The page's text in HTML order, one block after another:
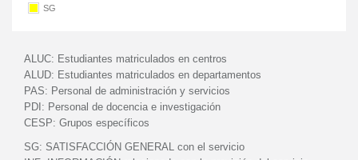
SG
ALUC: Estudiantes matriculados en centros
ALUD: Estudiantes matriculados en departamentos
PAS: Personal de administración y servicios
PDI: Personal de docencia e investigación
CESP: Grupos específicos
SG: SATISFACCIÓN GENERAL con el servicio